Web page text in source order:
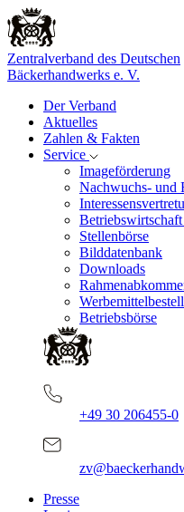
Zentralverband des Deutschen
Bäckerhandwerks e. V.
Der Verband
Aktuelles
Zahlen & Fakten
Service
Imageförderung
Nachwuchs- und
Stellenbörse
Bilddatenbank
Downloads
Betriebsbörse
+49 30 206455-0
Presse